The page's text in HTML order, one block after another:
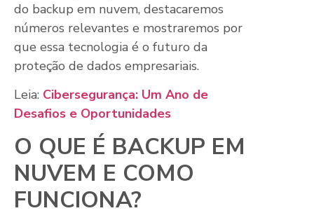
do backup em nuvem, destacaremos
números relevantes e mostraremos por
que essa tecnologia é o futuro da
proteção de dados empresariais.
Leia: Cibersegurança: Um Ano de
Desafios e Oportunidades
O QUE É BACKUP EM
NUVEM E COMO
FUNCIONA?